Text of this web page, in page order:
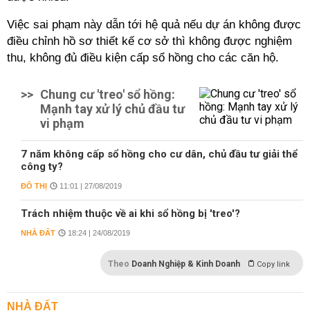
Việc sai phạm này dẫn tới hệ quả nếu dự án không được
điều chỉnh hồ sơ thiết kế cơ sở thì không được nghiệm
thu, không đủ điều kiện cấp sổ hồng cho các căn hộ.
>> Chung cư 'treo' sổ hồng:
Mạnh tay xử lý chủ đầu tư
vi phạm
7 năm không cấp sổ hồng cho cư dân, chủ đầu tư giải thể
công ty?
ĐÔ THỊ 11:01 | 27/08/2019
Trách nhiệm thuộc về ai khi sổ hồng bị 'treo'?
NHÀ ĐẤT 18:24 | 24/08/2019
Theo Doanh Nghiệp & Kinh Doanh Copy link
NHÀ ĐẤT